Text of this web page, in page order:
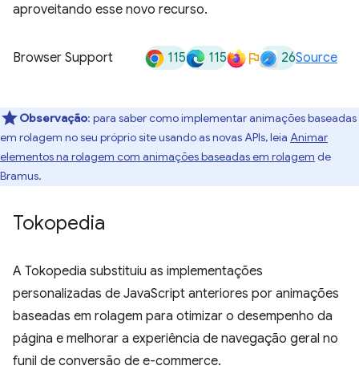
aproveitando esse novo recurso.
Browser Support 115 115 26Source
Observação: para saber como implementar animações baseadas
em rolagem no seu próprio site usando as novas APIs, leia Animar
elementos na rolagem com animações baseadas em rolagem de
Bramus.
Tokopedia
A Tokopedia substituiu as implementações
personalizadas de JavaScript anteriores por animações
baseadas em rolagem para otimizar o desempenho da
página e melhorar a experiência de navegação geral no
funil de conversão de e-commerce.